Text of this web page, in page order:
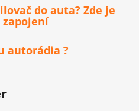
do auta? Zde je
zapojení
autorádia ?